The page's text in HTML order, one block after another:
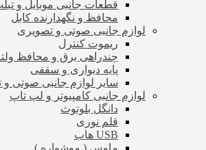
قطعات جانبی موبایل و
محافظ و نگهدارنده کابل
لوازم جانبی صوتی و تصویری
ریموت کنترل
چندراهی برق و محافظ
پایه دیواری و سقفی
سایر لوازم جانبی صوتی
لوازم جانبی کامپیوتر و لپ تاپ
دانگل بلوتوث
قلم نوری
USB هاب
ماوس ( موشواره )